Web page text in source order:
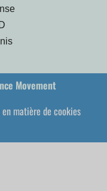
Movement
matière de cookies